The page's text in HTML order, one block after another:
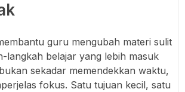
guru mengubah materi sulit
langkah belajar yang lebih masuk
sekadar memendekkan waktu,
fokus. Satu tujuan kecil, satu